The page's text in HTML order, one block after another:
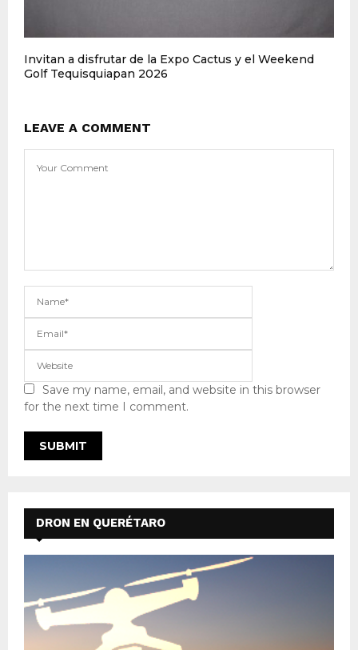
Invitan a disfrutar de la Expo Cactus y el Weekend
Golf Tequisquiapan 2026
LEAVE A COMMENT
Save my name, email, and website in this browser
for the next time I comment.
DRON EN QUERÉTARO